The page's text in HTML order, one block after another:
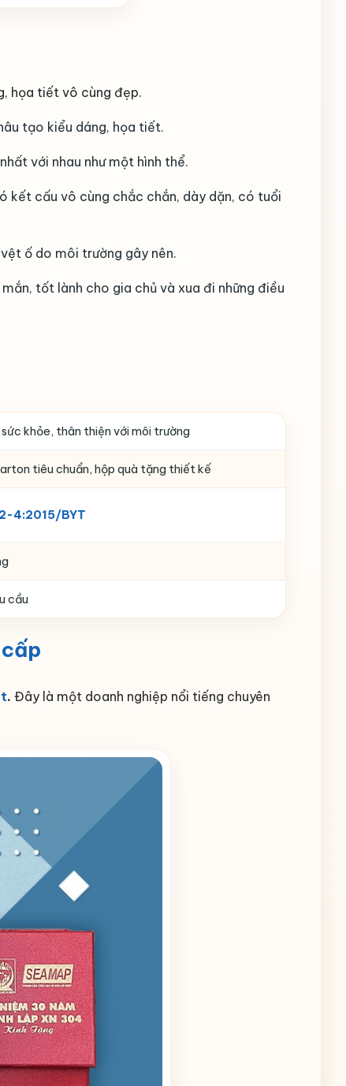
họa tiết vô cùng đẹp.
tạo kiểu dáng, họa tiết.
với nhau như một hình thể.
kết cấu vô cùng chắc chắn, dày dặn, có tuổi
ố do môi trường gây nên.
tốt lành cho gia chủ và xua đi những điều
khỏe, thân thiện với môi trường
tiêu chuẩn, hộp quà tặng thiết kế
4:2015/BYT
cầu
. Đây là một doanh nghiệp nổi tiếng chuyên